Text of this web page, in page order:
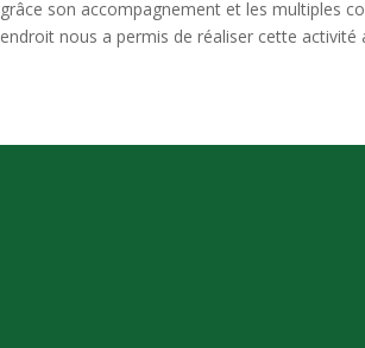
grâce son accompagnement et les multiples
endroit nous a permis de réaliser cette activité